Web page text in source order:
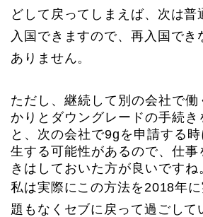
どして戻ってしまえば、次は
入国できますので、再入国でき
ありません。
ただし、継続して別の会社で働
かりとダウングレードの手続き
と、次の会社で9gを申請する
生する可能性があるので、仕
きはしておいた方が良いですね
私は実際にこの方法を2018年
題もなくセブに戻って過ごして